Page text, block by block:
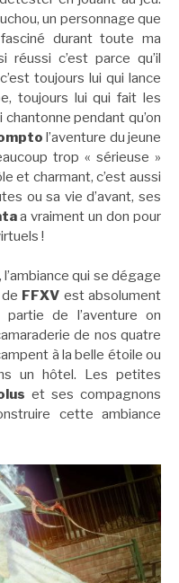
un personnage que
durant toute ma
réussi c’est parce qu’il
toujours lui qui lance
toujours lui qui fait les
pendant qu’on
l’aventure du jeune
trop « sérieuse »
et charmant, c’est aussi
ou sa vie d’avant, ses
a vraiment un don pour
!
l’ambiance qui se dégage
FFXV est absolument
de l’aventure on
de nos quatre
à la belle étoile ou
un hôtel. Les petites
et ses compagnons
cette ambiance